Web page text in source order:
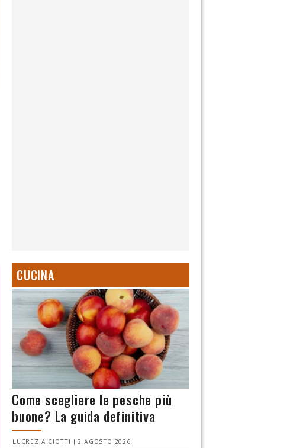
CUCINA
Come scegliere le pesche più
buone? La guida definitiva
LUCREZIA CIOTTI | 2 AGOSTO 2026